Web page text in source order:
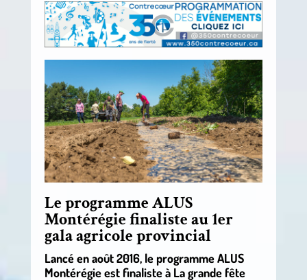
Le programme ALUS
Montérégie finaliste au 1er
gala agricole provincial
Lancé en août 2016, le programme ALUS
Montérégie est finaliste à La grande fête